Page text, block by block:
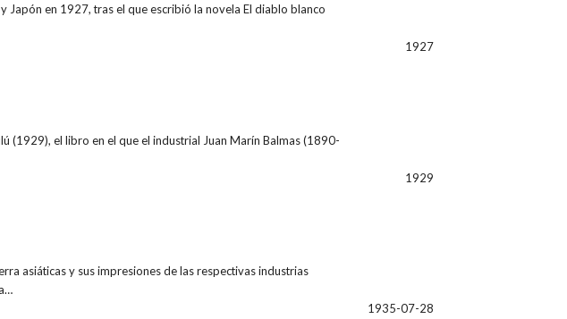
Japón en 1927, tras el que escribió la novela El diablo blanco
1927
(1929), el libro en el que el industrial Juan Marín Balmas (1890-
1929
asiáticas y sus impresiones de las respectivas industrias
1935-07-28